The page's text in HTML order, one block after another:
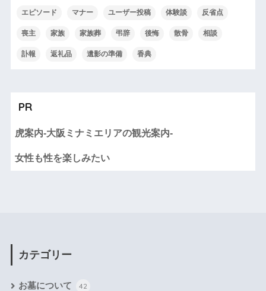
エピソード マナー ユーザー投稿 体験談 反省点
喪主 家族 家族葬 弔辞 後悔 散骨 相談
訃報 返礼品 遺影の準備 香典
PR
虎案内-大阪ミナミエリアの観光案内-
女性も性を楽しみたい
カテゴリー
お墓について 42